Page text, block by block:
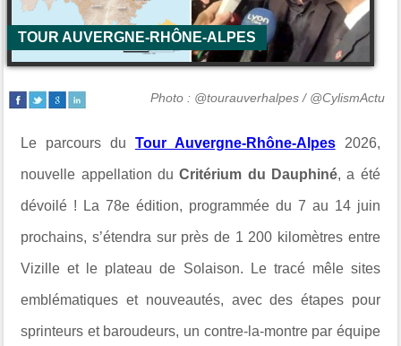
TOUR AUVERGNE-RHÔNE-ALPES
Photo : @tourauverhalpes / @CylismActu
Le parcours du Tour Auvergne-Rhône-Alpes2026,
nouvelle appellation duCritérium du Dauphiné, a été
dévoilé ! La 78e édition, programmée du 7 au 14 juin
prochains, s’étendra sur près de 1 200 kilomètres entre
Vizille et le plateau de Solaison. Le tracé mêle sites
emblématiques et nouveautés, avec des étapes pour
sprinteurs et baroudeurs, un contre-la-montre par équipe